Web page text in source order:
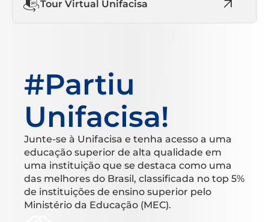
Tour Virtual Unifacisa
#Partiu
Unifacisa!
Junte-se à Unifacisa e tenha acesso a uma
educação superior de alta qualidade em
uma instituição que se destaca como uma
das melhores do Brasil, classificada no top 5%
de instituições de ensino superior pelo
Ministério da Educação (MEC).